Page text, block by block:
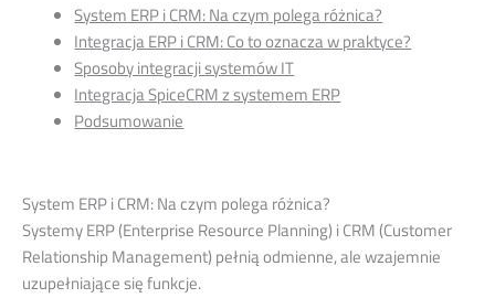
System ERP i CRM: Na czym polega różnica?
Integracja ERP i CRM: Co to oznacza w praktyce?
Sposoby integracji systemów IT
Integracja SpiceCRM z systemem ERP
Podsumowanie
System ERP i CRM: Na czym polega różnica?
Systemy ERP (Enterprise Resource Planning) i CRM (Customer
Relationship Management) pełnią odmienne, ale wzajemnie
uzupełniające się funkcje.